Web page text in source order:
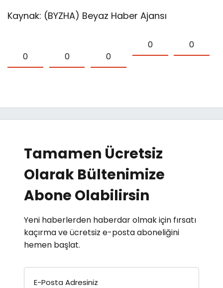
Kaynak: (BYZHA) Beyaz Haber Ajansı
0 0 0
0 0
Tamamen Ücretsiz
Olarak Bültenimize
Abone Olabilirsin
Yeni haberlerden haberdar olmak için fırsatı
kaçırma ve ücretsiz e-posta aboneliğini
hemen başlat.
E-Posta Adresiniz